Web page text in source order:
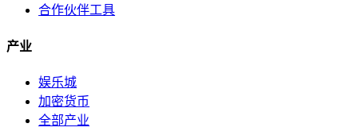
合作伙伴工具
产业
娱乐城
加密货币
全部产业